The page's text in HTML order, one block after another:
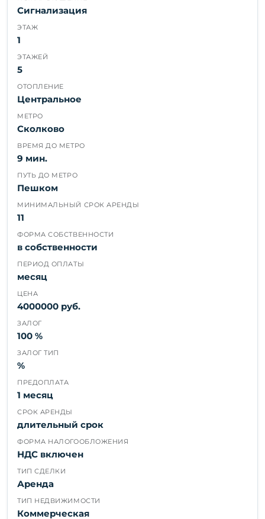
Сигнализация
ЭТАЖ
1
ЭТАЖЕЙ
5
ОТОПЛЕНИЕ
Центральное
МЕТРО
Сколково
ВРЕМЯ ДО МЕТРО
9 мин.
ПУТЬ ДО МЕТРО
Пешком
МИНИМАЛЬНЫЙ СРОК АРЕНДЫ
11
ФОРМА СОБСТВЕННОСТИ
в собственности
ПЕРИОД ОПЛАТЫ
месяц
ЦЕНА
4000000 руб.
ЗАЛОГ
100 %
ЗАЛОГ ТИП
%
ПРЕДОПЛАТА
1 месяц
СРОК АРЕНДЫ
длительный срок
ФОРМА НАЛОГООБЛОЖЕНИЯ
НДС включен
ТИП СДЕЛКИ
Аренда
ТИП НЕДВИЖИМОСТИ
Коммерческая